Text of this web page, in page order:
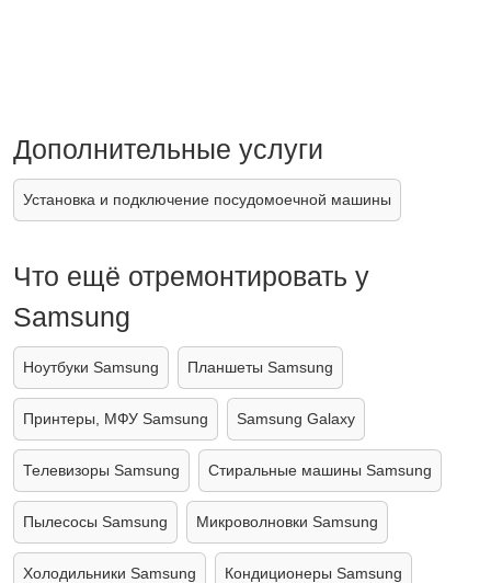
Дополнительные услуги
Установка и подключение посудомоечной машины
Что ещё отремонтировать у
Samsung
Ноутбуки Samsung Планшеты Samsung
Принтеры, МФУ Samsung Samsung Galaxy
Телевизоры Samsung Стиральные машины Samsung
Пылесосы Samsung Микроволновки Samsung
Холодильники Samsung Кондиционеры Samsung